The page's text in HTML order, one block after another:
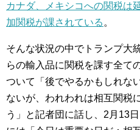
カナダ、メキシコへの関税は
加関税が課されている 。
そんな状況の中でトランプ大
らの輸入品に関税を課す全て
ついて「後でやるかもしれな
ないが、われわれは相互関税
う」と記者団に話し、2月13